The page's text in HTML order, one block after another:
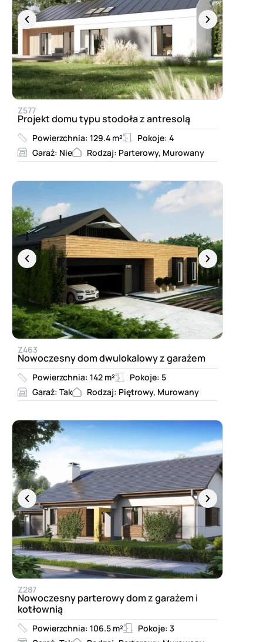
Z577
Projekt domu typu stodoła z antresolą
Powierzchnia: 129.4 m²
Pokoje: 4
Garaż: Nie
Rodzaj: Parterowy, Murowany
Z463
Nowoczesny dom dwulokalowy z garażem
Powierzchnia: 142 m²
Pokoje: 5
Garaż: Tak
Rodzaj: Piętrowy, Murowany
Z287
Nowoczesny parterowy dom z garażem i
kotłownią
Powierzchnia: 106.5 m²
Pokoje: 3